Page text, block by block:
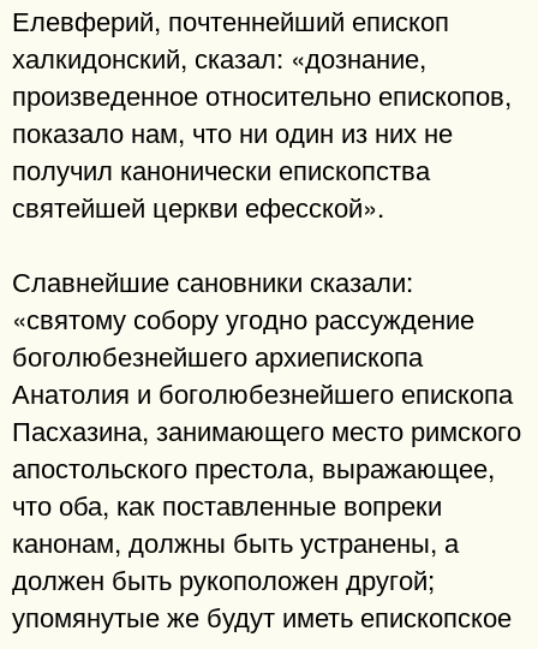
Елевферий, почтеннейший епископ
халкидонский, сказал: «дознание,
произведенное относительно епископов,
показало нам, что ни один из них не
получил канонически епископства
святейшей церкви ефесской».
Славнейшие сановники сказали:
«святому собору угодно рассуждение
боголюбезнейшего архиепископа
Анатолия и боголюбезнейшего епископа
Пасхазина, занимающего место римского
апостольского престола, выражающее,
что оба, как поставленные вопреки
канонам, должны быть устранены, а
должен быть рукоположен другой;
упомянутые же будут иметь епископское